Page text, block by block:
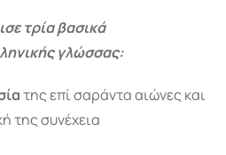
τρία βασικά
γλώσσας:
της επί σαράντα αιώνες και
της συνέχεια